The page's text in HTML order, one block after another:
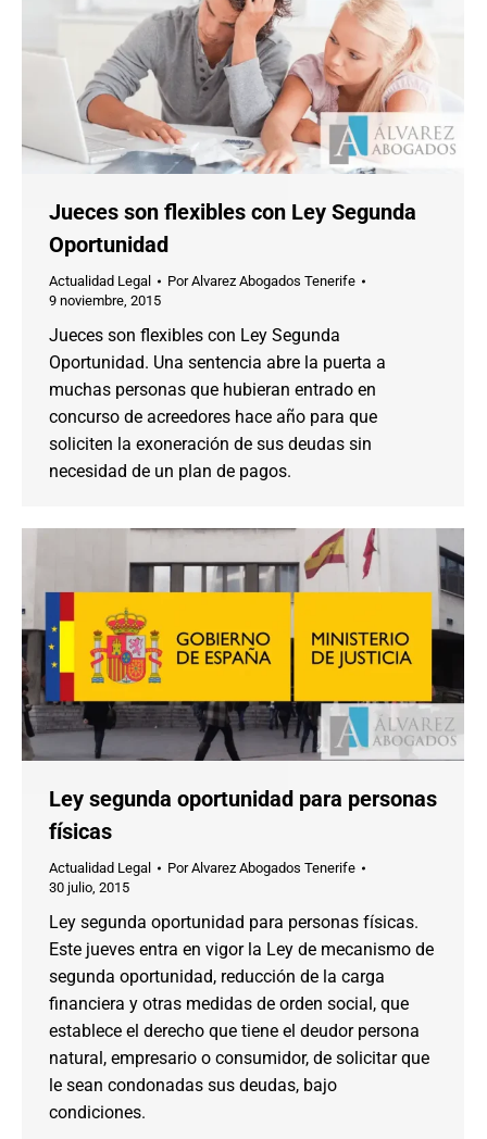
Jueces son flexibles con Ley Segunda
Oportunidad
Actualidad Legal PorAlvarez Abogados Tenerife
9 noviembre, 2015
Jueces son flexibles con Ley Segunda
Oportunidad. Una sentencia abre la puerta a
muchas personas que hubieran entrado en
concurso de acreedores hace año para que
soliciten la exoneración de sus deudas sin
necesidad de un plan de pagos.
Ley segunda oportunidad para personas
físicas
Actualidad Legal PorAlvarez Abogados Tenerife
30 julio, 2015
Ley segunda oportunidad para personas físicas.
Este jueves entra en vigor la Ley de mecanismo de
segunda oportunidad, reducción de la carga
financiera y otras medidas de orden social, que
establece el derecho que tiene el deudor persona
natural, empresario o consumidor, de solicitar que
le sean condonadas sus deudas, bajo
condiciones.